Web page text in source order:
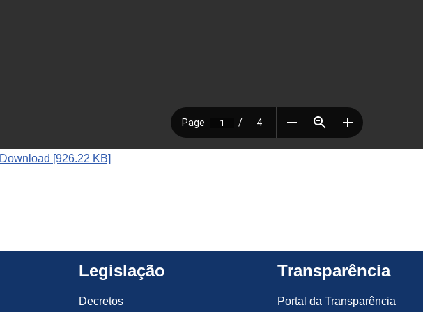
Download [926.22 KB]
Legislação
Decretos
Transparência
Portal da Transparência